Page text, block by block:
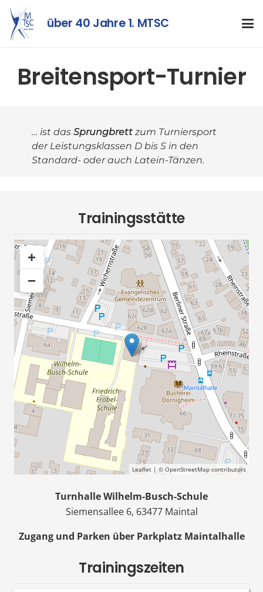
über 40 Jahre 1. MTSC
Breitensport-Turnier
… ist das Sprungbrett zum Turniersport
der Leistungsklassen D bis S in den
Standard- oder auch Latein-Tänzen.
Trainingsstätte
+
−
Leaflet | © OpenStreetMapcontributors
Turnhalle Wilhelm-Busch-Schule
Siemensallee 6, 63477 Maintal
Zugang und Parken über Parkplatz Maintalhalle
Trainingszeiten